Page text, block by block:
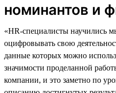
номинантов и
«HR-специалисты научились
оцифровывать свою
данные которых можно
значимости проделанной
компании, и это заметно по